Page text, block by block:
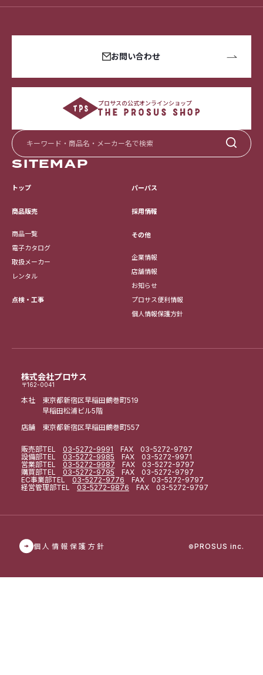
株式会社プロサス
〒162-0041
本社 東京都新宿区早稲田鶴巻町519
早稲田松浦ビル5階
店舗 東京都新宿区早稲田鶴巻町557
販売部TEL 03-5272-9991 FAX 03-5272-9797
設備部TEL 03-5272-9985 FAX 03-5272-9971
営業部TEL 03-5272-9987 FAX 03-5272-9797
購買部TEL 03-5272-9795 FAX 03-5272-9797
EC事業部TEL 03-5272-9776 FAX 03-5272-9797
経営管理部TEL 03-5272-9876 FAX 03-5272-9797
お問い合わせ
プロサスの公式オンラインショップ
SITEMAP
トップ
商品販売
商品一覧
電子カタログ
取扱メーカー
レンタル
点検・工事
パーパス
採用情報
その他
企業情報
店舗情報
お知らせ
プロサス便利情報
個人情報保護方針
個人情報保護方針 ©PROSUS inc.